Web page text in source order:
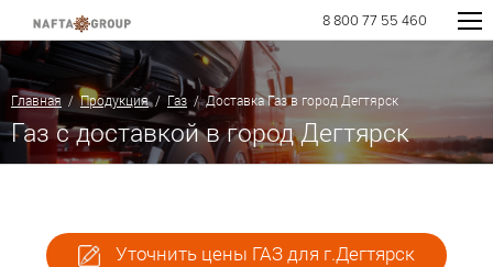
8 800 77 55 460
Главная /Продукция/ Газ / Доставка Газ в город Дегтярск
Газ с доставкой в город Дегтярск
Уточнить цены ГАЗ для г.Дегтярск